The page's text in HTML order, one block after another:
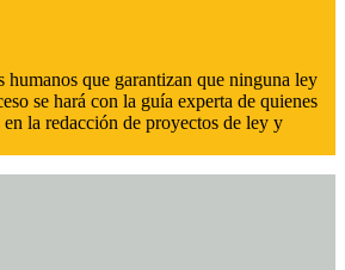
humanos que garantizan que ninguna ley
se hará con la guía experta de quienes
la redacción de proyectos de ley y